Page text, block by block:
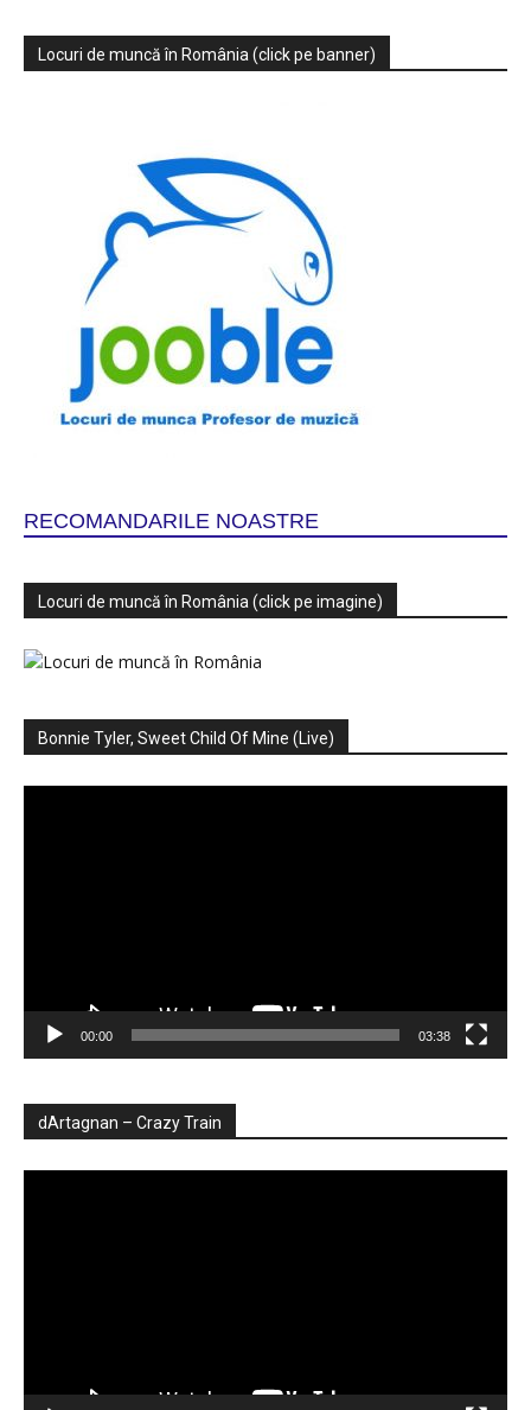
Locuri de muncă în România (click pe banner)
RECOMANDARILE NOASTRE
Locuri de muncă în România (click pe imagine)
Bonnie Tyler, Sweet Child Of Mine (Live)
00:00 03:38
dArtagnan – Crazy Train